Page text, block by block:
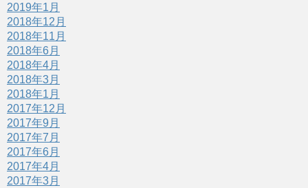
2019年1月
2018年12月
2018年11月
2018年6月
2018年4月
2018年3月
2018年1月
2017年12月
2017年9月
2017年7月
2017年6月
2017年4月
2017年3月